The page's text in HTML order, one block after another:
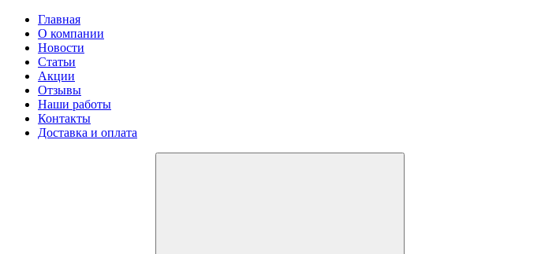
Главная
О компании
Новости
Статьи
Акции
Отзывы
Наши работы
Контакты
Доставка и оплата